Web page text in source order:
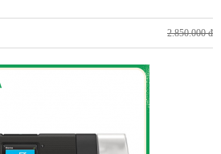
2.850.000 đ